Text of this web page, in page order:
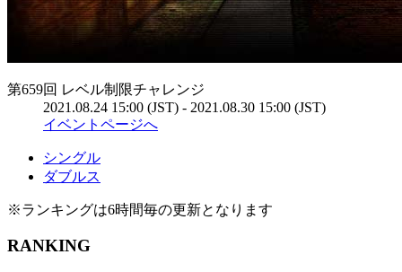
第659回 レベル制限チャレンジ
2021.08.24 15:00 (JST) - 2021.08.30 15:00 (JST)
イベントページへ
シングル
ダブルス
※ランキングは6時間毎の更新となります
RANKING